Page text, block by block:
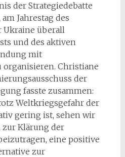
der Strategiedebatte
Jahrestag des
Ukraine überall
und des aktiven
mit
Christiane
der
fasste zusammen:
Weltkriegsgefahr der
gering ist, sehen wir
zur Klärung der
eine positive
zur